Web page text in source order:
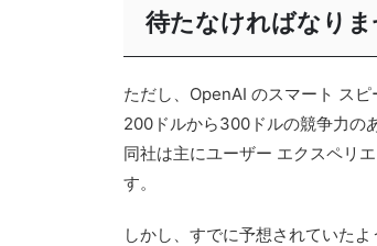
待たなければなり
ただし、OpenAI のスマート ス
200ドルから300ドルの競争力の
同社は主にユーザー エクスペリ
す。
しかし、すでに予想されていた